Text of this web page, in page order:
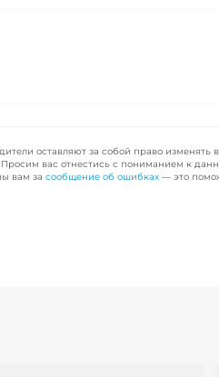
оставляют за собой право изменять
вас отнестись с пониманием к
вам за сообщение об ошибках — это